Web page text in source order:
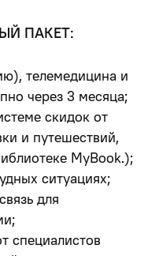
ПАКЕТ:
телемедицина и
через 3 месяца;
скидок от
и путешествий,
MyBook.);
ситуациях;
для
специалистов